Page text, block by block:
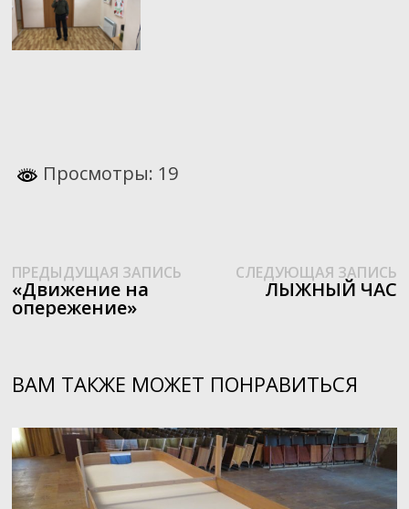
Просмотры: 19
Навигация
по
ПРЕДЫДУЩАЯ ЗАПИСЬПредыдущая
«Движение на
опережение»
СЛЕДУЮЩАЯ ЗАПИСЬ
ЛЫЖНЫЙ ЧАС
ВАМ ТАКЖЕ МОЖЕТ ПОНРАВИТЬСЯ